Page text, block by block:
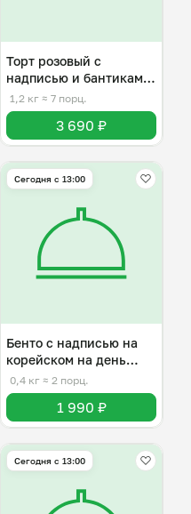
Торт розовый с
надписью и бантиками
на 6-7 человек
1,2 кг ≈ 7 порц.
3 690 ₽
Сегодня с 13:00
Бенто с надписью на
корейском на день
рождения
0,4 кг ≈ 2 порц.
1 990 ₽
Сегодня с 13:00